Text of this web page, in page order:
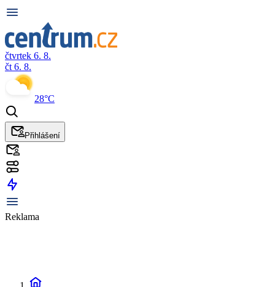
čtvrtek 6. 8.
čt 6. 8.
28°C
Přihlášení
Reklama